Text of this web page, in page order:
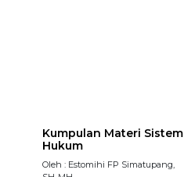
Kumpulan Materi Sistem
Hukum
Oleh : Estomihi FP Simatupang,